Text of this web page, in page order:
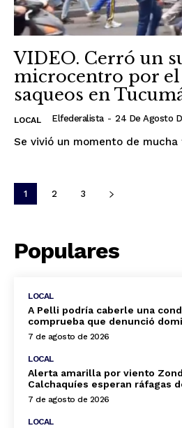
VIDEO. Cerró un
microcentro por
saqueos en
LOCAL Elfederalista - 24 De Agosto
Se vivió un momento de
1 2 3
Populares
LOCAL
A Pelli podría caberle una
comprueba que denunció
7 de agosto de 2026
LOCAL
Alerta amarilla por viento
Calchaquíes esperan ráfagas
7 de agosto de 2026
LOCAL